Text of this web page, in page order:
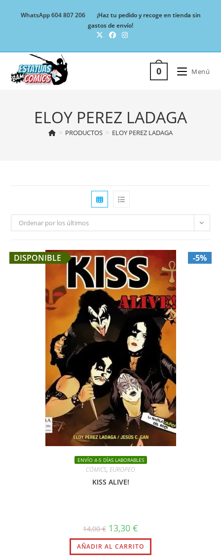
WhatsApp 604 807 206
¡Haz tu pedido y recoge en tienda sin
gastos de envío!
0 Menú
ELOY PEREZ LADAGA
> PRODUCTOS > ELOY PEREZ LADAGA
Ordenar por los últimos
DISPONIBLE -5%
ENVÍO 4-5 DÍAS LABORABLES
CÓMICS, EUROPEO
KISS ALIVE!
14,00€ El
precio
original
era:
14,00 €.
13,30 €
actual
es:
13,30 €.
AÑADIR AL CARRITO